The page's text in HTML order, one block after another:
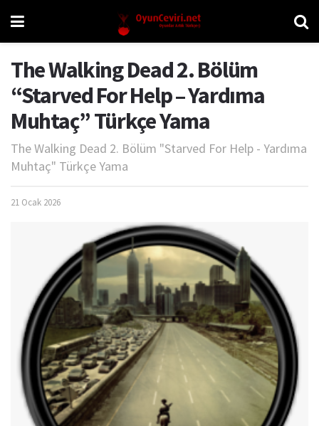
The Walking Dead 2. Bölüm
“Starved For Help – Yardıma
Muhtaç” Türkçe Yama
The Walking Dead 2. Bölüm "Starved For Help - Yardıma
Muhtaç" Türkçe Yama
21 Ocak 2026